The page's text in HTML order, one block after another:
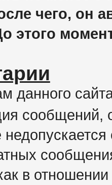
чего, он
этого
данного
сообщений,
в